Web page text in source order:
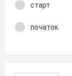
старт
початок